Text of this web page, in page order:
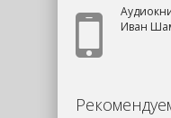
Иван